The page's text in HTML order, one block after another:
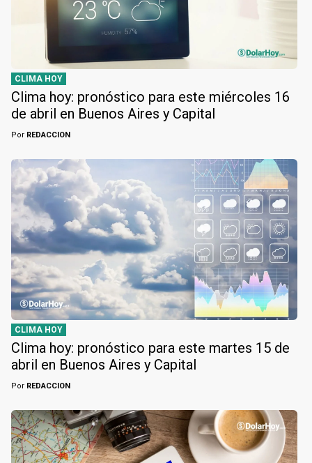
CLIMA HOY
Clima hoy: pronóstico para este miércoles 16
de abril en Buenos Aires y Capital
Por REDACCION
CLIMA HOY
Clima hoy: pronóstico para este martes 15 de
abril en Buenos Aires y Capital
Por REDACCION